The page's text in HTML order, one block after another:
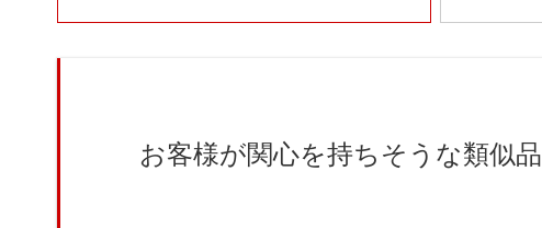
お客様が関心を持ちそうな類似品